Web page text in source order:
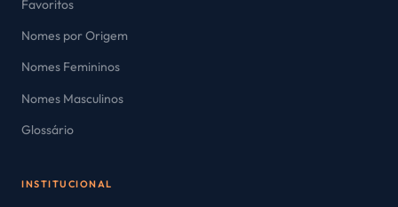
Favoritos
Nomes por Origem
Nomes Femininos
Nomes Masculinos
Glossário
INSTITUCIONAL